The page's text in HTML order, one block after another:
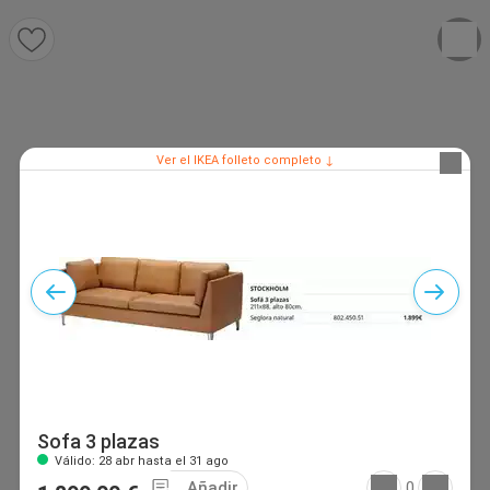
Ver el IKEA folleto completo ↓
Sofa 3 plazas
Válido: 28 abr hasta el 31 ago